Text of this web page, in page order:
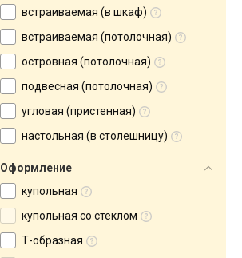
встраиваемая (в шкаф)
встраиваемая (потолочная)
островная (потолочная)
подвесная (потолочная)
угловая (пристенная)
настольная (в столешницу)
Оформление
купольная
купольная со стеклом
Т-образная